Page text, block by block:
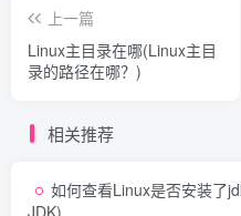
上一篇
Linux主目录在哪(Linux主目
录的路径在哪？)
相关推荐
如何查看Linux是否安装了